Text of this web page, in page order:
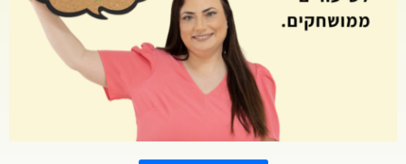
שיתוף פעולה
שם המספר